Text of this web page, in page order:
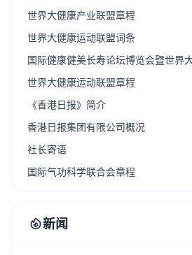
世界大健康产业联盟章程
世界大健康运动联盟词条
国际健康健美长寿论坛博览会暨世界
世界大健康运动联盟章程
《香港日报》简介
香港日报集团有限公司概况
社长寄语
国际气功科学联合会章程
新闻